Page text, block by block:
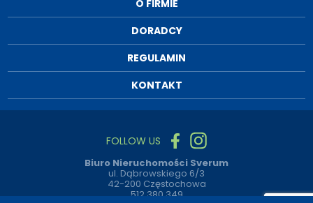
O FIRMIE
DORADCY
REGULAMIN
KONTAKT
FOLLOW US
Biuro Nieruchomości Sverum
ul. Dąbrowskiego 6/3
42-200 Częstochowa
512 380 349